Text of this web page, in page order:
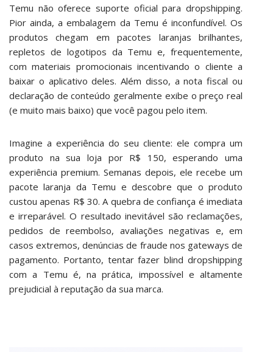
Temu não oferece suporte oficial para dropshipping.
Pior ainda, a embalagem da Temu é inconfundível. Os
produtos chegam em pacotes laranjas brilhantes,
repletos de logotipos da Temu e, frequentemente,
com materiais promocionais incentivando o cliente a
baixar o aplicativo deles. Além disso, a nota fiscal ou
declaração de conteúdo geralmente exibe o preço real
(e muito mais baixo) que você pagou pelo item.
Imagine a experiência do seu cliente: ele compra um
produto na sua loja por R$ 150, esperando uma
experiência premium. Semanas depois, ele recebe um
pacote laranja da Temu e descobre que o produto
custou apenas R$ 30. A quebra de confiança é imediata
e irreparável. O resultado inevitável são reclamações,
pedidos de reembolso, avaliações negativas e, em
casos extremos, denúncias de fraude nos gateways de
pagamento. Portanto, tentar fazer blind dropshipping
com a Temu é, na prática, impossível e altamente
prejudicial à reputação da sua marca.